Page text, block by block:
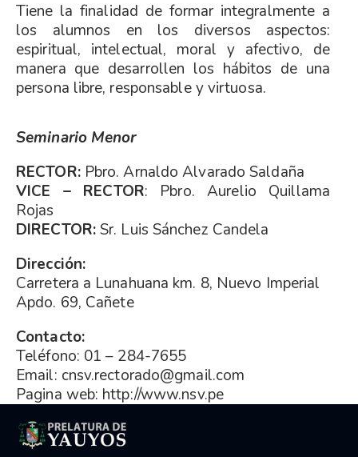
Tiene la finalidad de formar integralmente a
los alumnos en los diversos aspectos:
espiritual, intelectual, moral y afectivo, de
manera que desarrollen los hábitos de una
persona libre, responsable y virtuosa.
Seminario Menor
RECTOR: Pbro. Arnaldo Alvarado Saldaña
VICE – RECTOR: Pbro.Aurelio Quillama
Rojas
DIRECTOR:Sr. Luis Sánchez Candela
Dirección:
Carretera a Lunahuana km. 8, Nuevo Imperial
Apdo. 69, Cañete
Contacto:
Teléfono: 01 – 284-7655
Email: cnsv.rectorado@gmail.com
Pagina web: http://www.nsv.pe